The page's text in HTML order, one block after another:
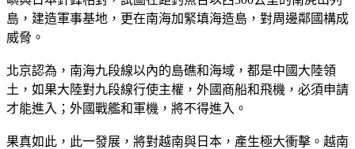
島，建造軍事基地，更在南海加緊填海造島，對周邊鄰國構成
威脅。
北京認為，南海九段線以內的島礁和海域，都是中國大陸領
土，如果大陸對九段線行使主權，外國商船和飛機，必須申請
才能進入；外國戰艦和軍機，將不得進入。
果真如此，此一發展，將對越南與日本，產生極大衝擊。越南